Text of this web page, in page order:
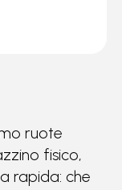
ruote
fisico,
rapida: che